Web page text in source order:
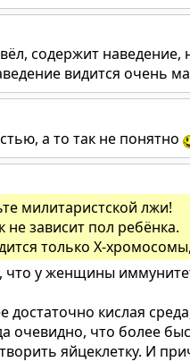
содержит наведение,
видится очень
а то так не понятно
милитаристской лжи!
зависит пол ребёнка.
только Х-
что у женщины
достаточно кислая
очевидно, что более
яйцеклетку. И